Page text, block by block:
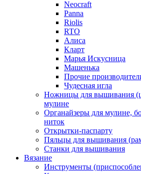
Neocraft
Panna
Riolis
RTO
Алиса
Кларт
Марья Искусница
Машенька
Прочие
Чудесная игла
Ножницы для вышивания
мулине
Органайзеры для мулине,
ниток
Открытки-паспарту
Пяльцы для вышивания
Станки для вышивания
Вязание
Инструменты